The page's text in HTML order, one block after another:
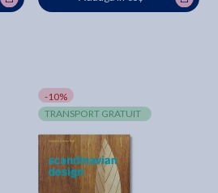
-10%
TRANSPORT GRATUIT